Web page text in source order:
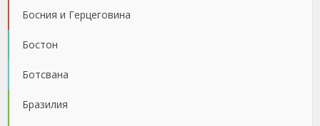
Босния и Герцеговина
Бостон
Ботсвана
Бразилия